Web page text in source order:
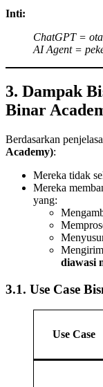
Inti:
ChatGPT =
AI Agent =
3. Dampak
Binar
Berdasarkan
Academy):
Mereka tidak
Mereka
yang:
diawasi
3.1. Use Case
Use Case